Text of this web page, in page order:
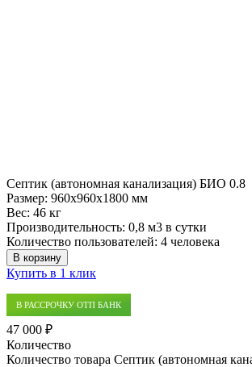
Септик (автономная канализация) БИО 0.8
Размер: 960x960x1800 мм
Вес: 46 кг
Производительность: 0,8 м3 в сутки
Количество пользователей: 4 человека
В корзину
Купить в 1 клик
В РАССРОЧКУ ОТП БАНК
47 000 ₽
Количество
Количество товара Септик (автономная